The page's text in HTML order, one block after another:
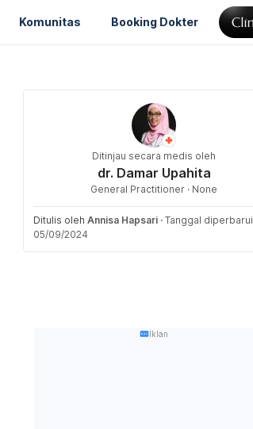
Komunitas Booking Dokter
Ditinjau secara medis oleh
dr. Damar Upahita
General Practitioner · None
Ditulis oleh Annisa Hapsari · Tanggal diperbarui
05/09/2024
Iklan